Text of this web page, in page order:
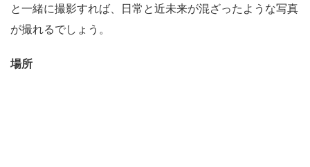
と一緒に撮影すれば、日常と近未来が混ざったような写真
が撮れるでしょう。
場所